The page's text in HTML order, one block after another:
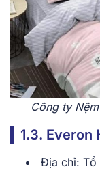
Công ty
1.3. Everon
Địa chỉ: Tổ